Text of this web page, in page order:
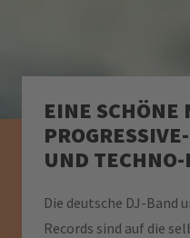
EINE SCHÖNE
UND
Die deutsche DJ-Band
Records sind auf die